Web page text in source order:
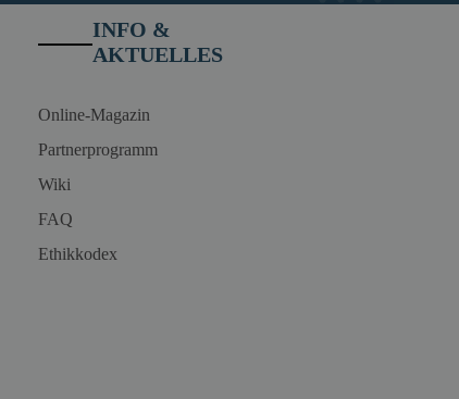
INFO &
AKTUELLES
Online-Magazin
Partnerprogramm
Wiki
FAQ
Ethikkodex